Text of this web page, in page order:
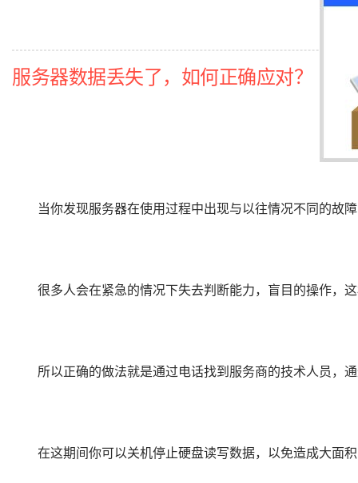
服务器数据丢失了，如何正确应对？
当你发现服务器在使用过程中出现与以往情况不同的故
很多人会在紧急的情况下失去判断能力，盲目的操作，
所以正确的做法就是通过电话找到服务商的技术人员，
在这期间你可以关机停止硬盘读写数据，以免造成大面